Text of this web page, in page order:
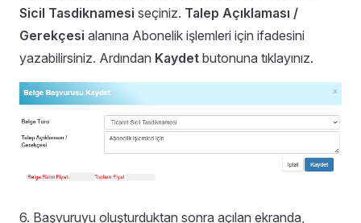
Sicil Tasdiknamesi seçiniz. Talep Açıklaması /
Gerekçesi alanına Abonelik işlemleri için ifadesini
yazabilirsiniz. Ardından Kaydet butonuna tıklayınız.
6. Başvuruyu oluşturduktan sonra açılan ekranda,